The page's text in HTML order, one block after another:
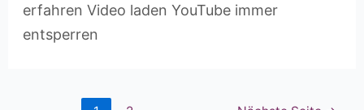
erfahren Video laden YouTube immer
entsperren